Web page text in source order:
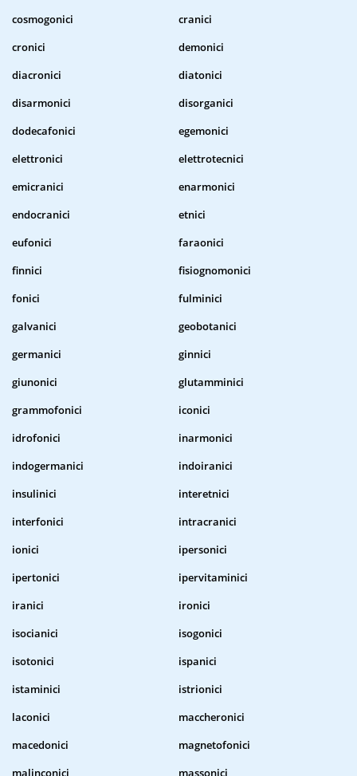
cosmogonici
cranici
cronici
demonici
diacronici
diatonici
disarmonici
disorganici
dodecafonici
egemonici
elettronici
elettrotecnici
emicranici
enarmonici
endocranici
etnici
eufonici
faraonici
finnici
fisiognomonici
fonici
fulminici
galvanici
geobotanici
germanici
ginnici
giunonici
glutamminici
grammofonici
iconici
idrofonici
inarmonici
indogermanici
indoiranici
insulinici
interetnici
interfonici
intracranici
ionici
ipersonici
ipertonici
ipervitaminici
iranici
ironici
isocianici
isogonici
isotonici
ispanici
istaminici
istrionici
laconici
maccheronici
macedonici
magnetofonici
malinconici
massonici